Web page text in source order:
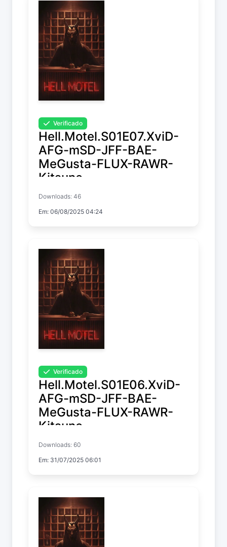
Verificado
Hell.Motel.S01E07.XviD-
AFG-mSD-JFF-BAE-
MeGusta-FLUX-RAWR-
Kitsune
Temp. 1 EP. 7
Downloads: 46
Em: 06/08/2025 04:24
Verificado
Hell.Motel.S01E06.XviD-
AFG-mSD-JFF-BAE-
MeGusta-FLUX-RAWR-
Kitsune
Temp. 1 EP. 6
Downloads: 60
Em: 31/07/2025 06:01